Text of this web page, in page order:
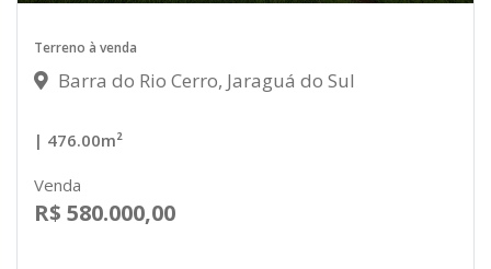
Terreno à venda
Barra do Rio Cerro, Jaraguá do Sul
| 476.00m²
Venda
R$ 580.000,00